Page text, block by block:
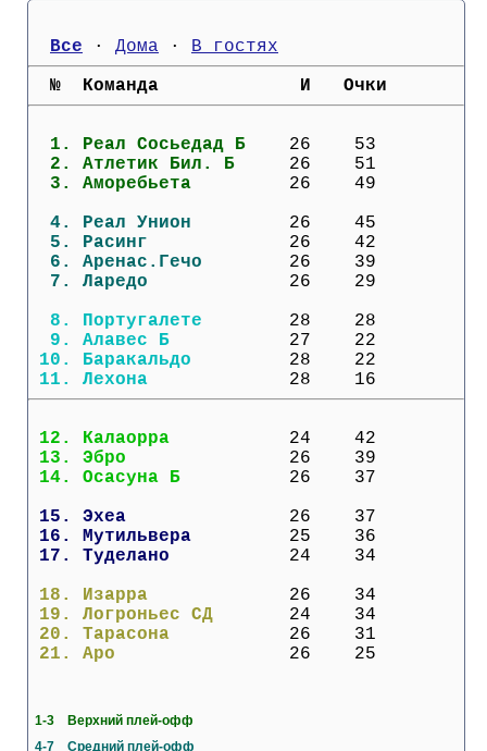
Лига Наций
Все · Дома ·
В гостях
  №  Команда             И   Очки
  1.
Реал Сосьедад Б
  26    53
  2.
Атлетик Бил. Б
  26    51
  3.
Аморебьета
  26    49
  4.
Реал Унион
  26    45
  5.
Расинг
  26    42
  6.
Аренас.Гечо
  26    39
  7.
Ларедо
  26    29
  8.
Португалете
  28    28
  9.
Алавес Б
  27    22
10.
Баракальдо
  28    22
11. Лехона
  28    16
12. Калаорра
  24    42
13. Эбро
  26    39
14. Осасуна Б
  26    37
15. Эхеа
  26    37
16.
Мутильвера
  25    36
17. Туделано
  24    34
18.
Изарра
  26    34
19. Логроньес СД
  24    34
20. Тарасона
  26    31
21. Аро
  26    25
1-3 Верхний плей-офф
4-7 Средний плей-офф